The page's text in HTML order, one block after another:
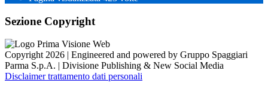
Sezione Copyright
Copyright 2026 | Engineered and powered by Gruppo Spaggiari
Parma S.p.A. | Divisione Publishing & New Social Media
Disclaimer trattamento dati personali